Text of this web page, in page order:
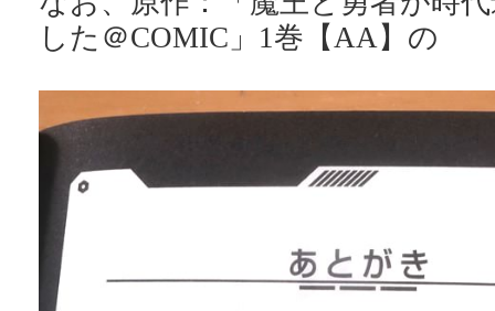
した＠COMIC」1巻【AA】の